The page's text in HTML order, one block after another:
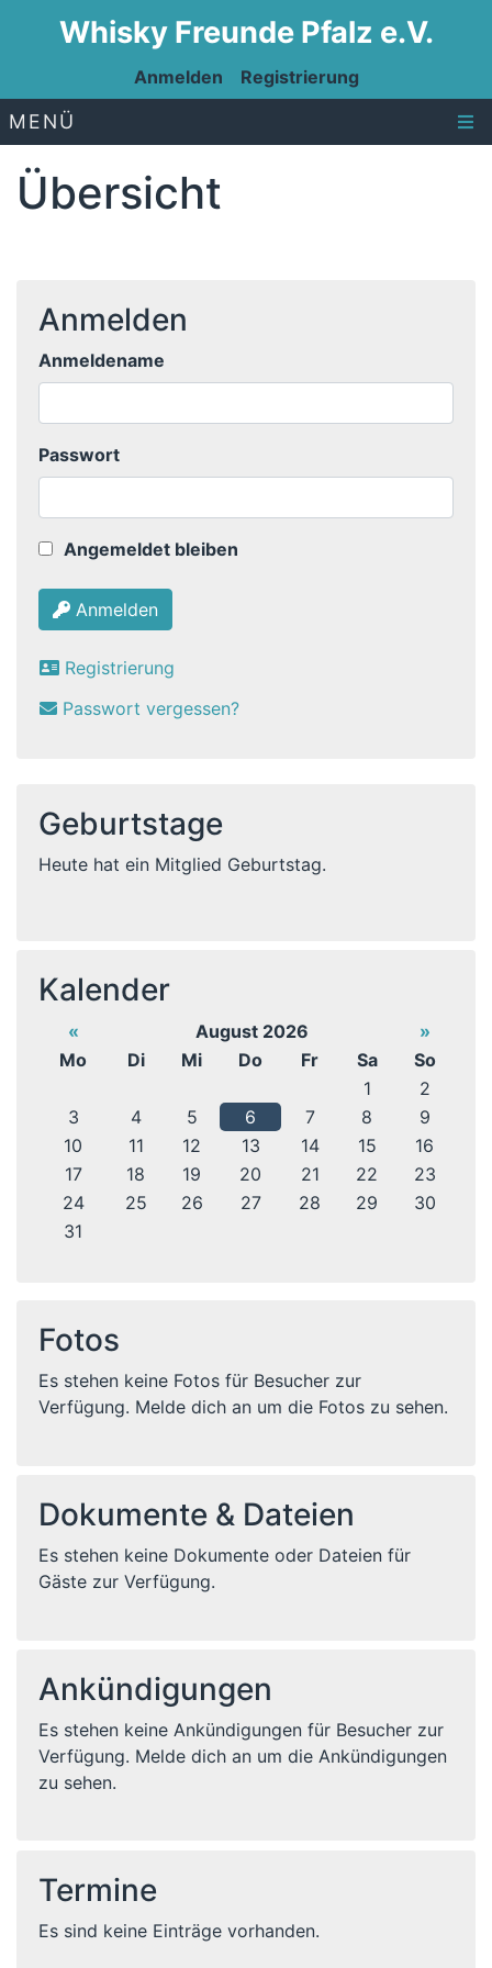
Whisky Freunde Pfalz e.V.
Anmelden Registrierung
MENÜ
Übersicht
Anmelden
Anmeldename
Passwort
Angemeldet bleiben
Anmelden
Registrierung
Passwort vergessen?
Geburtstage
Heute hat ein Mitglied Geburtstag.
Kalender
« August 2026
»
Mo
Di Mi Do Fr Sa
So
1
2
3
4 5 6 7 8
9
10
11 12 13 14 15
16
17
18 19 20 21 22
23
24
25 26 27 28 29
30
31
Fotos
Es stehen keine Fotos für Besucher zur
Verfügung. Melde dich an um die Fotos zu sehen.
Dokumente & Dateien
Es stehen keine Dokumente oder Dateien für
Gäste zur Verfügung.
Ankündigungen
Es stehen keine Ankündigungen für Besucher zur
Verfügung. Melde dich an um die Ankündigungen
zu sehen.
Termine
Es sind keine Einträge vorhanden.